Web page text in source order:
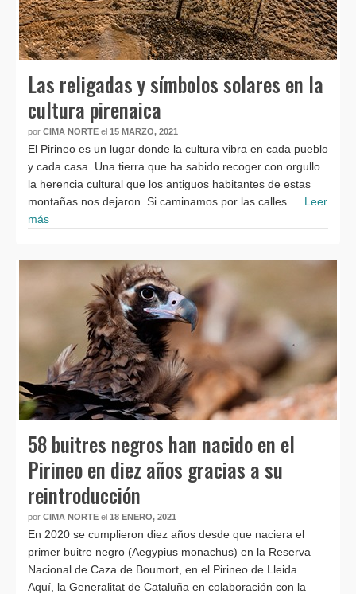
Las religadas y símbolos solares en la
cultura pirenaica
por CIMA NORTE el 15 MARZO, 2021
El Pirineo es un lugar donde la cultura vibra en cada pueblo
y cada casa. Una tierra que ha sabido recoger con orgullo
la herencia cultural que los antiguos habitantes de estas
montañas nos dejaron. Si caminamos por las calles … Leer
más
58 buitres negros han nacido en el
Pirineo en diez años gracias a su
reintroducción
por CIMA NORTE el 18 ENERO, 2021
En 2020 se cumplieron diez años desde que naciera el
primer buitre negro (Aegypius monachus) en la Reserva
Nacional de Caza de Boumort, en el Pirineo de Lleida.
Aquí, la Generalitat de Cataluña en colaboración con la